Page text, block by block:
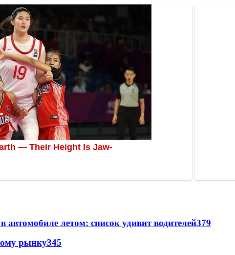
автомобиле летом: список удивит водителей379
рынку345